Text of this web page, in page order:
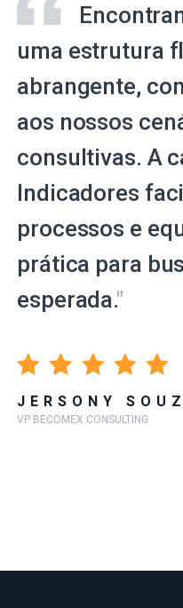
uma estrutura
abrangente,
aos nossos
consultivas. A
Indicadores
processos e
prática para
esperada."
JERSONY
VP BECOMEX CONSULTING